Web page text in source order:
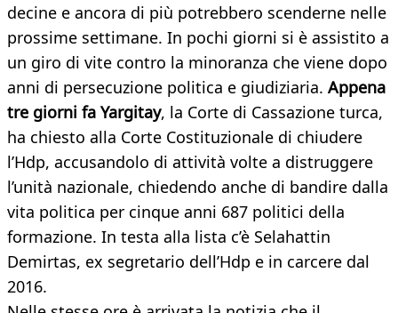
decine e ancora di più potrebbero scenderne nelle
prossime settimane. In pochi giorni si è assistito a
un giro di vite contro la minoranza che viene dopo
anni di persecuzione politica e giudiziaria. Appena
tre giorni fa Yargitay, la Corte di Cassazione turca,
ha chiesto alla Corte Costituzionale di chiudere
l’Hdp, accusandolo di attività volte a distruggere
l’unità nazionale, chiedendo anche di bandire dalla
vita politica per cinque anni 687 politici della
formazione. In testa alla lista c’è Selahattin
Demirtas, ex segretario dell’Hdp e in carcere dal
2016.